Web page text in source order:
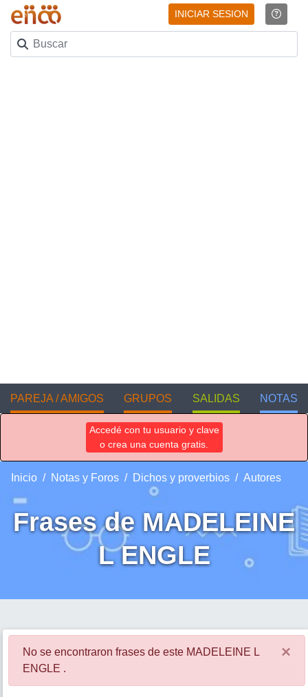
INICIAR SESION
PAREJA / AMIGOS GRUPOS SALIDAS NOTAS
Accedé con tu usuario y clave
o crea una cuenta gratis.
Inicio Notas y Foros Dichos y proverbios Autores
Frases de MADELEINE
L ENGLE
No se encontraron frases de este MADELEINE L
ENGLE .
×